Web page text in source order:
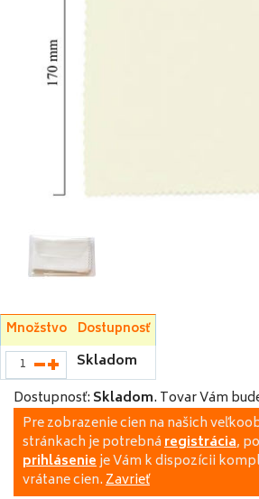
Množstvo Dostupnosť
Skladom
Dostupnosť: Skladom. Tovar Vám
Pre zobrazenie cien na našich
stránkach je potrebnáregistrácia,
prihlásenieje Vám k dispozícii
vrátane cien.Zavrieť